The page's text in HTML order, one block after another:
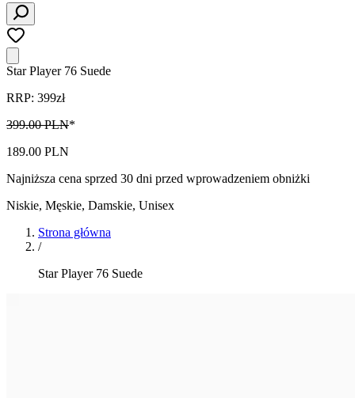
Star Player 76 Suede
RRP: 399zł
399.00 PLN*
189.00 PLN
Najniższa cena sprzed 30 dni przed wprowadzeniem obniżki
Niskie, Męskie, Damskie, Unisex
Strona główna
/
Star Player 76 Suede